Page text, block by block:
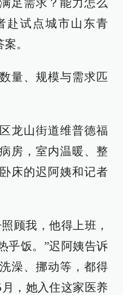
足需求？能力怎么
赴试点城市山东青
。
量、规模与需求匹
龙山街道维普德福
房，室内温暖、整
床的迟阿姨和记者
顾我，他得上班，
乎饭。”迟阿姨告诉
澡、挪动等，都得
，她入住这家医养